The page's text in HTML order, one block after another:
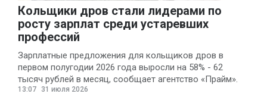
Кольщики дров стали лидерами по
росту зарплат среди устаревших
профессий
Зарплатные предложения для кольщиков дров в
первом полугодии 2026 года выросли на 58% - 62
тысяч рублей в месяц, сообщает агентство «Прайм».
13:07 31 июля 2026